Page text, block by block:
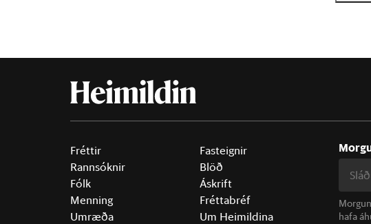
Fréttir
Rannsóknir
Fólk
Menning
Umræða
Fasteignir
Blöð
Áskrift
Fréttabréf
Um Heimildina
hafa